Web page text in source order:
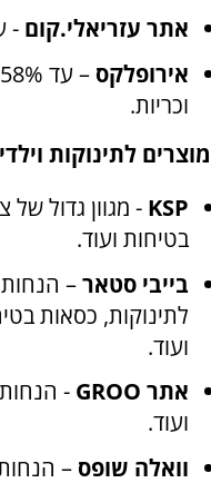
אתר עזריאלי.קום - עד 70%
אירופלקס
וכריות.
מוצרים לתינוקות
KSP - מגוון גדול
בטיחות ועוד.
בייבי סטאר
לתינוקות, כסאות
ועוד.
אתר GROO
-
ועוד.
וואלה שופס –